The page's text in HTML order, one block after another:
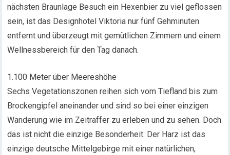
nächsten Braunlage Besuch ein Hexenbier zu viel geflossen
sein, ist das Designhotel Viktoria nur fünf Gehminuten
entfernt und überzeugt mit gemütlichen Zimmern und einem
Wellnessbereich für den Tag danach.
1.100 Meter über Meereshöhe
Sechs Vegetationszonen reihen sich vom Tiefland bis zum
Brockengipfel aneinander und sind so bei einer einzigen
Wanderung wie im Zeitraffer zu erleben und zu sehen. Doch
das ist nicht die einzige Besonderheit: Der Harz ist das
einzige deutsche Mittelgebirge mit einer natürlichen,